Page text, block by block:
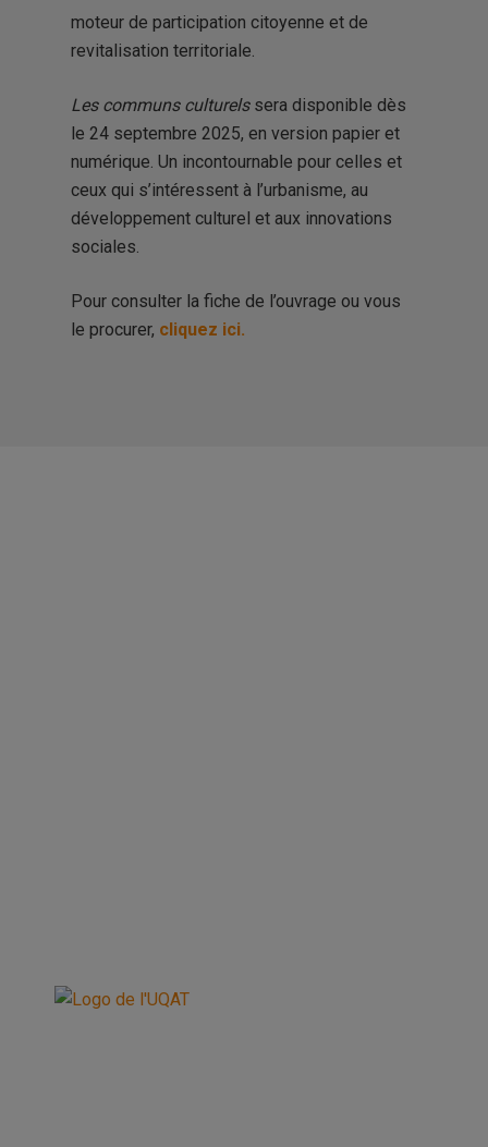
moteur de participation citoyenne et de
revitalisation territoriale.
Les communs culturelssera disponible dès
le 24 septembre 2025, en version papier et
numérique. Un incontournable pour celles et
ceux qui s’intéressent à l’urbanisme, au
développement culturel et aux innovations
sociales.
Pour consulter la fiche de l’ouvrage ou vous
le procurer, cliquez ici.